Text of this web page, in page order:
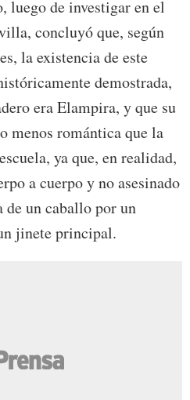
de investigar en el
concluyó que, según
la existencia de este
demostrada,
era Elampira, y que su
menos romántica que la
ya que, en realidad,
a cuerpo y no asesinado
de un caballo por un
jinete principal.